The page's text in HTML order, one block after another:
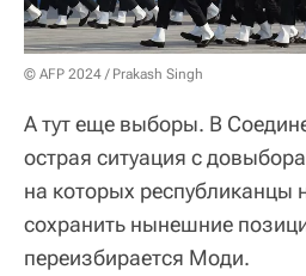
© AFP 2024 / Prakash Singh
А тут еще выборы. В
острая ситуация с
на которых республиканцы
сохранить нынешние
переизбирается Моди.